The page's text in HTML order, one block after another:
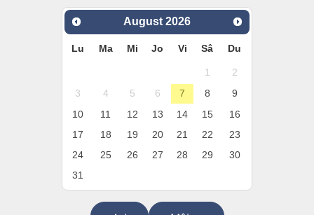
August 2026
Lu Ma Mi Jo Vi Sâ Du
1
2
3
4 5 6 7 8
9
10
11 12 13 14 15
16
17
18 19 20 21 22
23
24
25 26 27 28 29
30
31